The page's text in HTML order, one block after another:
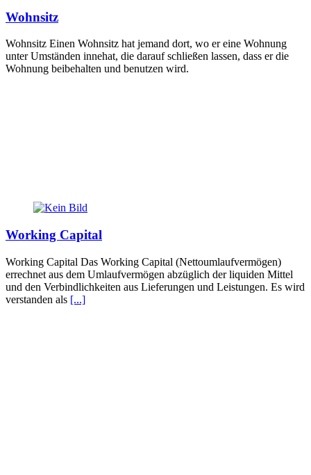
Wohnsitz
Wohnsitz Einen Wohnsitz hat jemand dort, wo er eine Wohnung
unter Umständen innehat, die darauf schließen lassen, dass er die
Wohnung beibehalten und benutzen wird.
Working Capital
Working Capital Das Working Capital (Nettoumlaufvermögen)
errechnet aus dem Umlaufvermögen abzüglich der liquiden Mittel
und den Verbindlichkeiten aus Lieferungen und Leistungen. Es wird
verstanden als [...]